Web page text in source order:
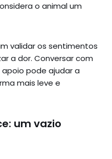
o animal um
validar os sentimentos
a dor. Conversar com
pode ajudar a
mais leve e
um vazio